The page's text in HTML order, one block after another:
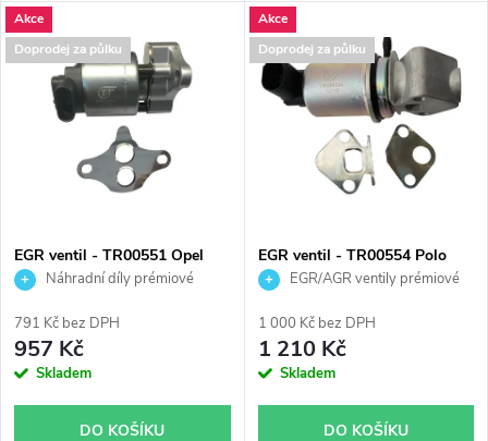
t
k
t
Akce
Doprodej za půlku
EGR ventil - TR00551 Opel
Omega Sintra 2.2 3.0
Náhradní díly prémiové
791 Kč bez DPH
957 Kč
Skladem
DO KOŠÍKU
Akce
Doprodej za půlku
EGR ventil - TR00554 Polo
Ibiza Fabia 1.2
EGR/AGR ventily prémiové
1 000 Kč bez DPH
1 210 Kč
Skladem
DO KOŠÍKU